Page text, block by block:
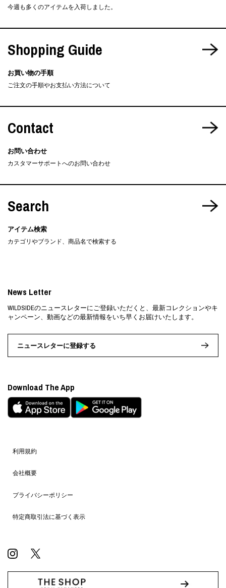
今週も多くのアイテムを入荷しました。
Shopping Guide
お買い物の手順
ご注文の手順やお支払い方法について
Contact
お問い合わせ
カスタマーサポートへのお問い合わせ
Search
アイテム検索
カテゴリやブランド、商品名で検索する
利用規約
会社概要
プライバシーポリシー
特定商取引法に基づく表示
News Letter
WILDSIDEのニュースレターにご登録いただくと、最新コレクションやキ
ャンペーン、動画などの最新情報をいち早くお届けいたします。
ニュースレターに登録する
Download The App